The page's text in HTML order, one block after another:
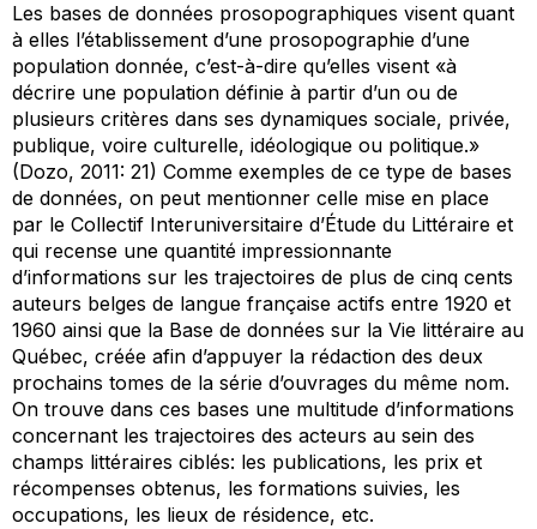
Les bases de données prosopographiques visent quant
à elles l’établissement d’une prosopographie d’une
population donnée, c’est-à-dire qu’elles visent «à
décrire une population définie à partir d’un ou de
plusieurs critères dans ses dynamiques sociale, privée,
publique, voire culturelle, idéologique ou politique.»
(Dozo, 2011: 21) Comme exemples de ce type de bases
de données, on peut mentionner celle mise en place
par le Collectif Interuniversitaire d’Étude du Littéraire et
qui recense une quantité impressionnante
d’informations sur les trajectoires de plus de cinq cents
auteurs belges de langue française actifs entre 1920 et
1960 ainsi que la Base de données sur la Vie littéraire au
Québec, créée afin d’appuyer la rédaction des deux
prochains tomes de la série d’ouvrages du même nom.
On trouve dans ces bases une multitude d’informations
concernant les trajectoires des acteurs au sein des
champs littéraires ciblés: les publications, les prix et
récompenses obtenus, les formations suivies, les
occupations, les lieux de résidence, etc.